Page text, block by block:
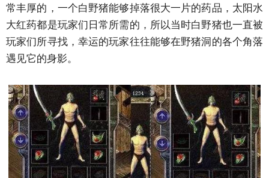
常丰厚的，一个白野猪能够掉落很大一片的药品，太阳水
大红药都是玩家们日常所需的，所以当时白野猪也一直被
玩家们所寻找，幸运的玩家往往能够在野猪洞的各个角落
遇见它的身影。